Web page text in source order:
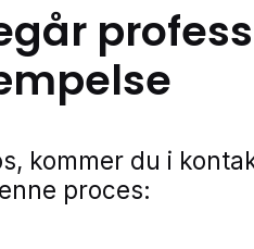
kommer du i
proces: